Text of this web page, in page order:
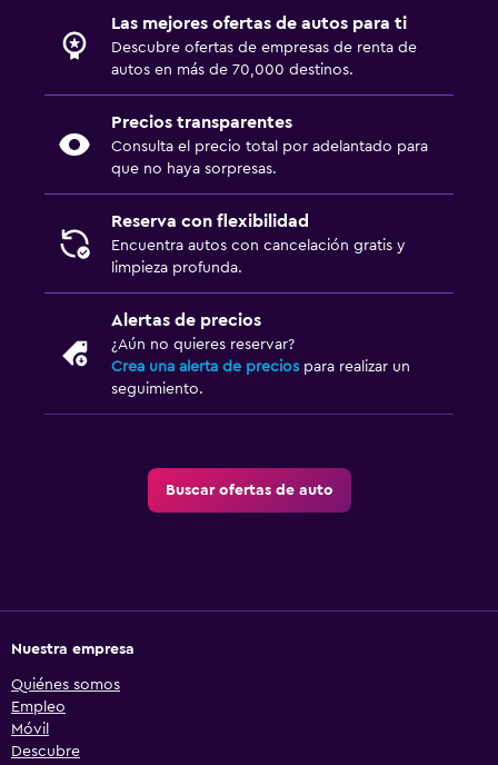
Las mejores ofertas de autos para ti
Descubre ofertas de empresas de renta de
autos en más de 70,000 destinos.
Precios transparentes
Consulta el precio total por adelantado para
que no haya sorpresas.
Reserva con flexibilidad
Encuentra autos con cancelación gratis y
limpieza profunda.
Alertas de precios
¿Aún no quieres reservar?
Crea una alerta de precios para realizar un
seguimiento.
Buscar ofertas de auto
Nuestra empresa
Quiénes somos
Empleo
Móvil
Descubre